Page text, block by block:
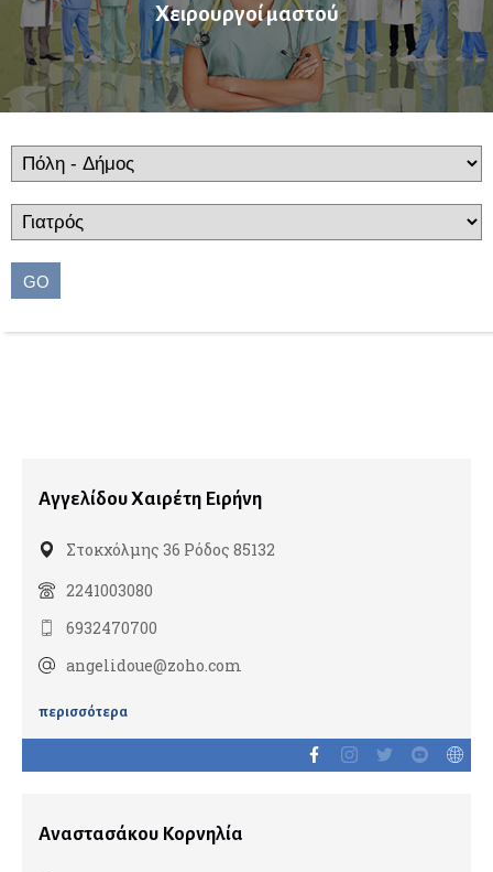
Ακτινοθεραπευτές
Αλλεργιολόγοι
Βιοπαθολόγοι
Γαστρεντερολόγοι
Ενδοσκόποι
Γενικοί Ιατροί
Γναθοπροσωπικοί Χειρουργοί
Χειρουργοί μαστού
GO
Αγγελίδου Χαιρέτη Ειρήνη
Στοκχόλμης 36 Ρόδος 85132
2241003080
6932470700
angelidoue@zoho.com
περισσότερα
Αναστασάκου Κορνηλία